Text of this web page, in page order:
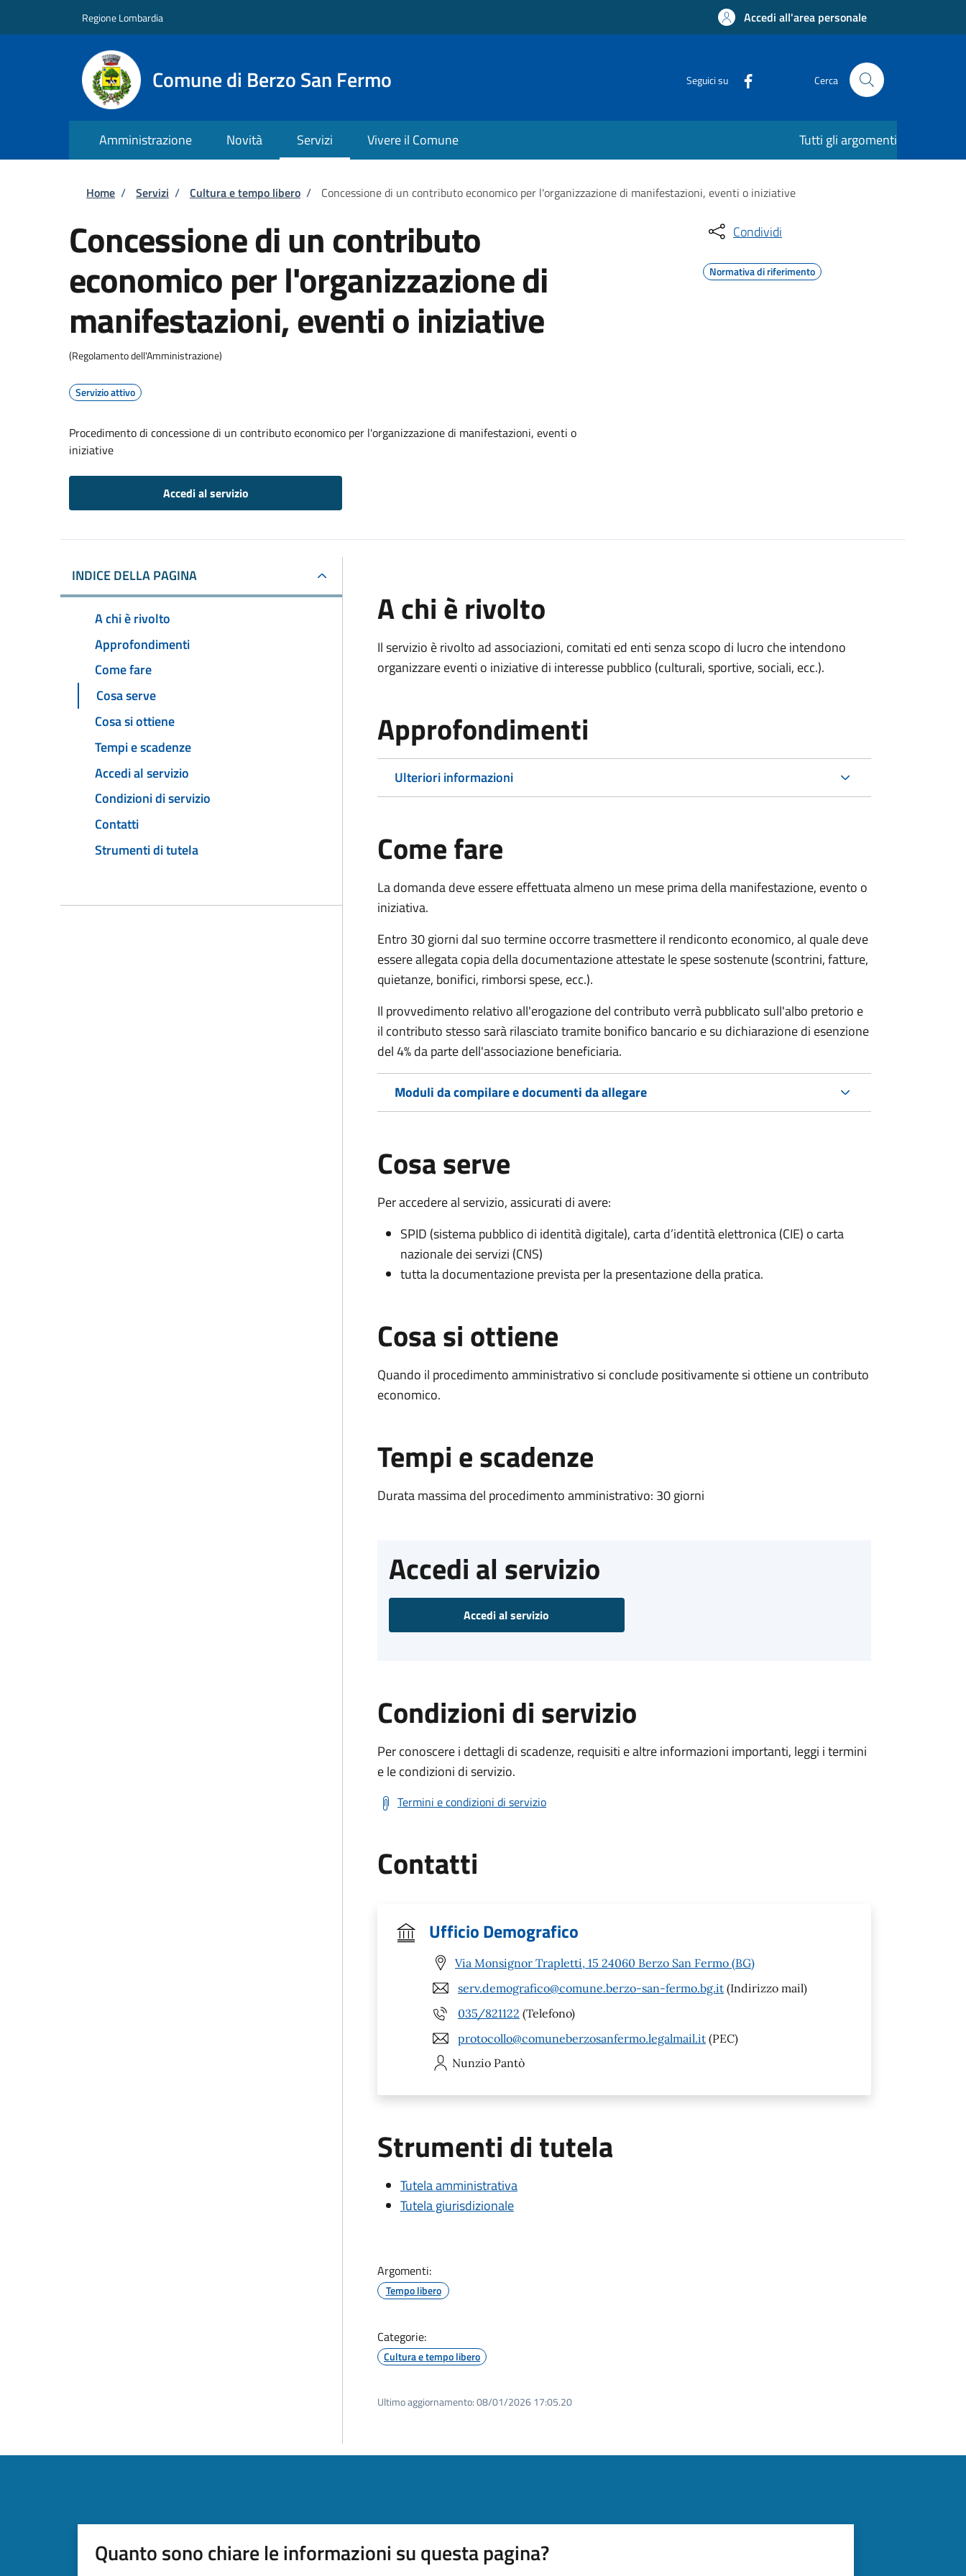
Regione Lombardia Accedi all'area personale
Comune di Berzo San Fermo Seguici su Cerca
Amministrazione Novità Servizi Vivere il Comune Tutti gli argomenti
Briciole di pane
Home / Servizi / Cultura e tempo libero / Concessione di un contributo economico per l'organizzazione di manifestazioni, eventi o iniziative
Concessione di un contributo
economico per l'organizzazione di
manifestazioni, eventi o iniziative
(Regolamento dell'Amministrazione)
Servizio attivo
Procedimento di concessione di un contributo economico per l'organizzazione di manifestazioni, eventi o
iniziative
Accedi al servizio
Condividi
Normativa di riferimento
INDICE DELLA PAGINA
A chi è rivolto
Approfondimenti
Come fare
Cosa serve
Cosa si ottiene
Tempi e scadenze
Accedi al servizio
Condizioni di servizio
Contatti
Strumenti di tutela
A chi è rivolto
Il servizio è rivolto ad associazioni, comitati ed enti senza scopo di lucro che intendono
organizzare eventi o iniziative di interesse pubblico (culturali, sportive, sociali, ecc.).
Approfondimenti
Ulteriori informazioni
Come fare
La domanda deve essere effettuata almeno un mese prima della manifestazione, evento o
iniziativa.
Entro 30 giorni dal suo termine occorre trasmettere il rendiconto economico, al quale deve
essere allegata copia della documentazione attestate le spese sostenute (scontrini, fatture,
quietanze, bonifici, rimborsi spese, ecc.).
Il provvedimento relativo all'erogazione del contributo verrà pubblicatosull'albo pretorio e
il contributo stesso sarà rilasciato tramite bonifico bancario e su dichiarazione di esenzione
del 4% da parte dell'associazione beneficiaria.
Moduli da compilare e documenti da allegare
Cosa serve
Per accedere al servizio, assicurati di avere:
SPID (sistema pubblico di identità digitale), carta d’identità elettronica (CIE) o carta
nazionale dei servizi (CNS)
tutta la documentazione prevista per la presentazione della pratica.
Cosa si ottiene
Quando il procedimento amministrativo si conclude positivamente si ottiene un contributo
economico.
Tempi e scadenze
Durata massima del procedimento amministrativo: 30 giorni
Accedi al servizio
Accedi al servizio
Condizioni di servizio
Per conoscere i dettagli di scadenze, requisiti e altre informazioni importanti, leggi i termini
e le condizioni di servizio.
Termini e condizioni di servizio
Contatti
Ufficio Demografico
Via Monsignor Trapletti, 15 24060 Berzo San Fermo (BG)
serv.demografico@comune.berzo-san-fermo.bg.it (Indirizzo mail)
035/821122 (Telefono)
protocollo@comuneberzosanfermo.legalmail.it (PEC)
Nunzio Pantò
Strumenti di tutela
Tutela amministrativa
Tutela giurisdizionale
Argomenti:
Tempo libero
Categorie:
Cultura e tempo libero
Ultimo aggiornamento:08/01/2026 17:05.20
Quanto sono chiare le informazioni su questa pagina?